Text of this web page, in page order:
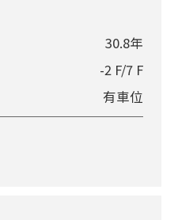
30.8年
-2 F/7 F
有車位